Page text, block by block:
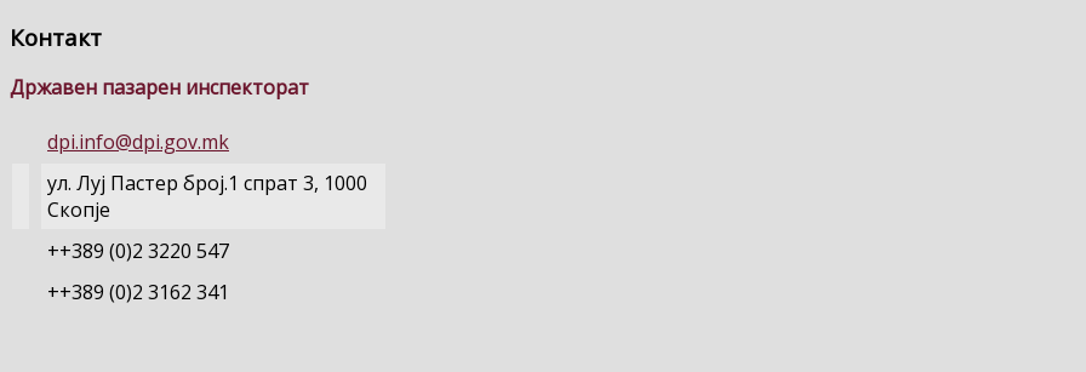
Контакт
Државен пазарен инспекторат
dpi.info@dpi.gov.mk
ул. Луј Пастер број.1 спрат 3, 1000
Скопје
++389 (0)2 3220 547
++389 (0)2 3162 341